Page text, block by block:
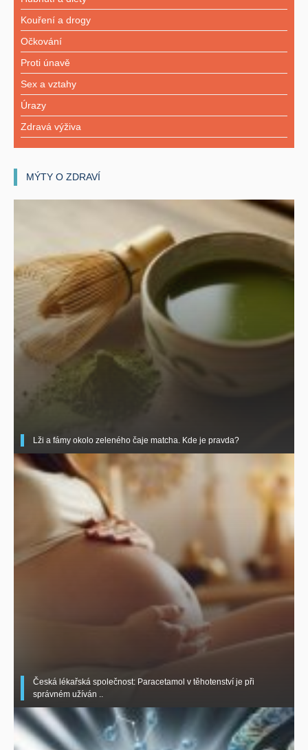
Kouření a drogy
Očkování
Proti únavě
Sex a vztahy
Úrazy
Zdravá výživa
MÝTY O ZDRAVÍ
Lži a fámy okolo zeleného čaje matcha. Kde je pravda?
Česká lékařská společnost: Paracetamol v těhotenství je při
správném užíván ..